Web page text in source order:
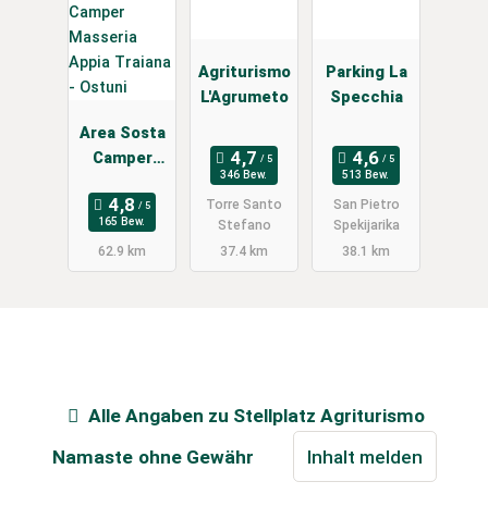
Area Sosta
Camper
Appia
Traiana -
Ostuni
165 Bew.
62.9 km
Agriturismo
L'Agrumeto
346 Bew.
Torre Santo
Stefano
37.4 km
Parking La
Specchia
513 Bew.
San Pietro
Spekijarika
38.1 km
Alle Angaben zu Stellplatz Agriturismo
Namaste ohne Gewähr Inhalt melden